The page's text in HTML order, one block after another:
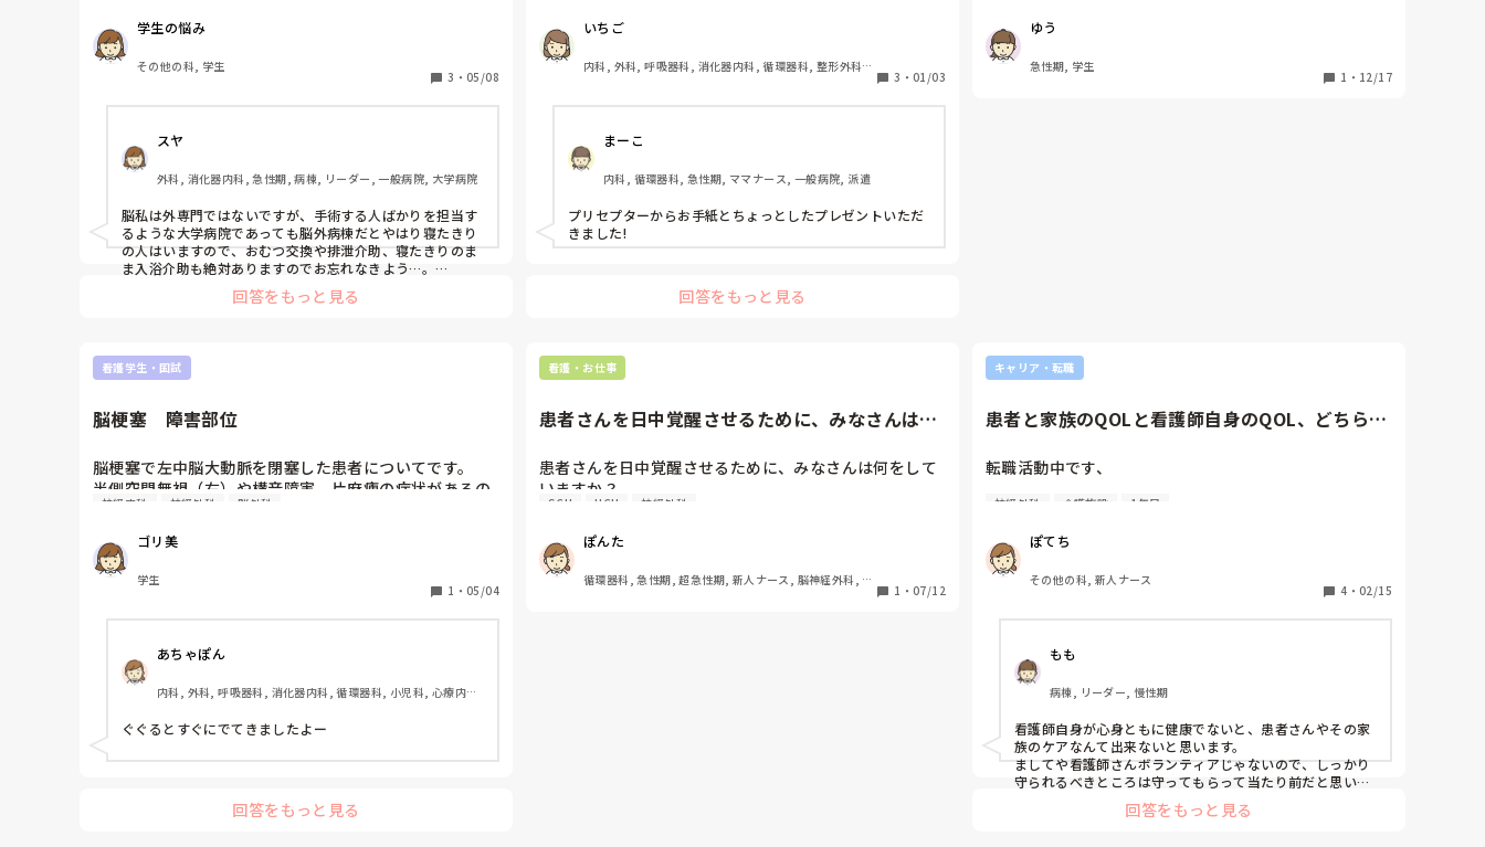
て、脳に興味を持ちました。講義は、色んなことが知れ
て面白いのですが、とても難しいです。
脳外科ナースに向いている性格や、魅力、やりがいなど
を教えていただきたいです。
学生の悩み
その他の科, 学生
3 ・ 05/08
スヤ
外科, 消化器内科, 急性期, 病棟, リーダー, 一般病院, 大学病院
脳私は外専門ではないですが、手術する人ばかりを担当す
るような大学病院であっても脳外病棟だとやはり寝たきり
の人はいますので、おむつ交換や排泄介助、寝たきりのま
ま入浴介助も絶対ありますのでお忘れなきよう…。
勉強して配属されて、イメージと違うなんてことはあるか
回答をもっと見る
いちご
内科, 外科, 呼吸器科, 消化器内科, 循環器科, 整形外科,
3 ・ 01/03
まーこ
内科, 循環器科, 急性期, ママナース, 一般病院, 派遣
プリセプターからお手紙とちょっとしたプレゼントいただ
きました!
回答をもっと見る
高齢者が起こりやすいと習ったのですが、65歳未満であ
ればほとんどみられない、という認識で良いでしょう
か。
どのくらいの頻度で起こっているものなのか、
ゆう
急性期, 学生
1 ・ 12/17
看護学生・国試
脳梗塞　障害部位
脳梗塞で左中脳大動脈を閉塞した患者についてです。
半側空間無視（右）や構音障害、片麻痺の症状があるの
頭頂葉が障害されることでも半側空間無視は起こるそう
ですが、この患者の場合は頭頂葉も障害されているので
しょうか？
脳のどこが障害されて症状が出ているのかいまいちわか
りません。
神経内科 神経外科 脳外科
ゴリ美
学生
1 ・ 05/04
あちゃぽん
内科, 外科, 呼吸器科, 消化器内科, 循環器科, 小児科, 心療内科,
リ科, 総合診療科, 救急科, 超急性期, ICU, CCU, HCU, その他
の科, ママナース, 外来, 神経内科, 脳神経外科, NICU, 消化器外
ぐぐるとすぐにでてきましたよー
回答をもっと見る
看護・お仕事
患者さんを日中覚醒させるために、みなさんは何
患者さんを日中覚醒させるために、みなさんは何をして
いますか？
見守り必要なレベルの人が多いのでテレビを見てもらう
とか受動的なものはあんまり効果ないです。
その人が普段やっているものを持ってきてもらう、が最
善だとは思いますが、それが出来ないとき、具体的にど
SCU HCU 神経外科
ぽんた
循環器科, 急性期, 超急性期, 新人ナース, 脳神経外科,
1 ・ 07/12
キャリア・転職
患者と家族のQOLと看護師自身のQOL、どちらが
転職活動中です、
いい。患者が幸せならそれでいい。との言葉があり、そ
れだけ真摯に患者に向き合ってるんだなと思う反面、看
護師は身を削って奉仕の精神でいるべきと捉えかねない
発言がありました。転職にあたって覚悟が必要な病院な
んでしょうか、。
現職では超急性期病棟であったため多忙を理由にケアが
疎かになってしまっていて、もっと患者に向き合ったケ
アがしたくて転職しようと思っています。
現在の状況として、精神状態が不安定になり休職してい
るので、患者のためとはいえ、自分の精神を削ってまで
ケアをできる自信がないのが現状です。
皆さんはどのように考えますか？
神経外科 介護施設 1年目
ぽてち
その他の科, 新人ナース
4 ・ 02/15
もも
病棟, リーダー, 慢性期
看護師自身が心身ともに健康でないと、患者さんやその家
族のケアなんて出来ないと思います。
ましてや看護師さんボランティアじゃないので、しっかり
守られるべきところは守ってもらって当たり前だと思いま
回答をもっと見る